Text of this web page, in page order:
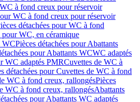
WC à fond creux pour réservoir
WC à fond creux pour réservoir
détachées pour WC à fond
pour WC, en céramique
WCPièces détachées pour Abattants
pour Abattants WCWC adaptés
WC adaptés PMRCuvettes de WC à
détachées pour Cuvettes de WC à fond
WC à fond creux, rallongésPièces
WC à fond creux, rallongésAbattants
pour Abattants WC adaptés